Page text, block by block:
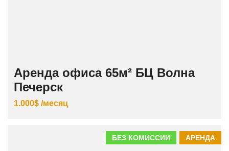
Аренда офиса 65м² БЦ Волна
Печерск
1.000$ /месяц
АРЕНДА
БЕЗ КОМИССИИ